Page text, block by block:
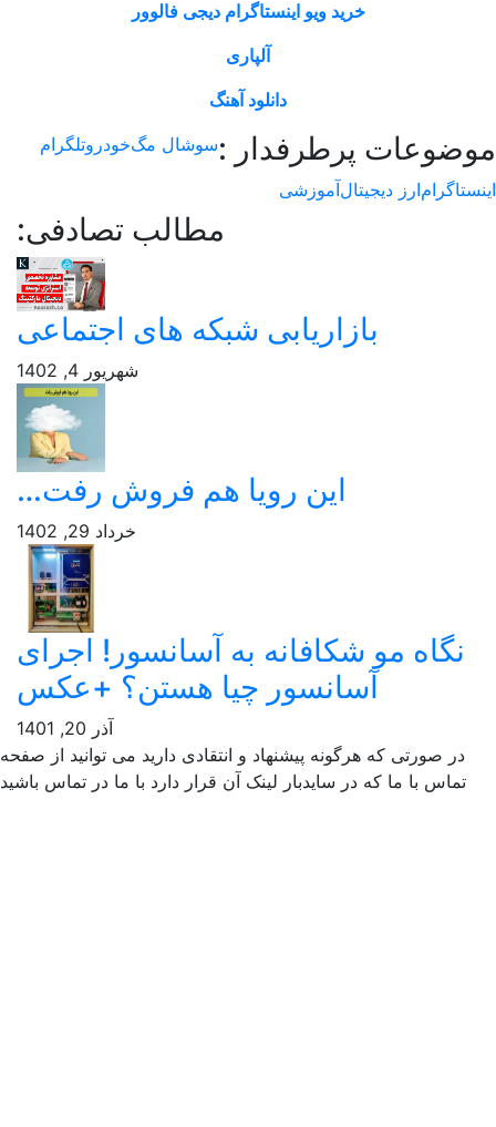
خرید ویو اینستاگرام دیجی فالوور
آلپاری
دانلود آهنگ
پرطرفدار : سوشال مگخودروتلگرام
ارز دیجیتالآموزشی
مطالب تصادفی:
بازاریابی شبکه های اجتماعی
شهریور 4, 1402
این رویا هم فروش رفت…
خرداد 29, 1402
مو شکافانه به آسانسور! اجرای
آسانسور چیا هستن؟ +عکس
صورتی که هرگونه پیشنهاد و انتقادی دارید می توانید از صفحه
با ما که در سایدبار لینک آن قرار دارد با ما در تماس باشید